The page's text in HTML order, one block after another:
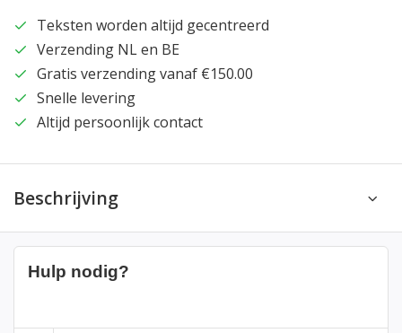
Teksten worden altijd gecentreerd
Verzending NL en BE
Gratis verzending vanaf €150.00
Snelle levering
Altijd persoonlijk contact
Beschrijving
Hulp nodig?